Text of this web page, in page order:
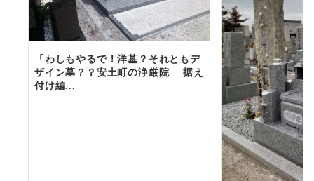
「わしもやるで！洋墓？それともデ
ザイン墓？？安土町の浄厳院 据え
付け編...